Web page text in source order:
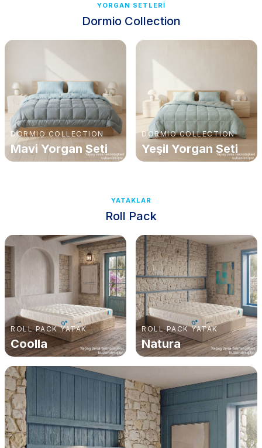
YORGAN SETLERİ
Dormio Collection
DORMIO COLLECTION
Mavi Yorgan Seti
DORMIO COLLECTION
Yeşil Yorgan Seti
YATAKLAR
Roll Pack
ROLL PACK YATAK
Coolla
ROLL PACK YATAK
Natura